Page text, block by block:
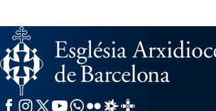
Facebook
Instagram
X / Twitter
YouTube
WhatsApp
FlickrRadio Estel
Catalunya